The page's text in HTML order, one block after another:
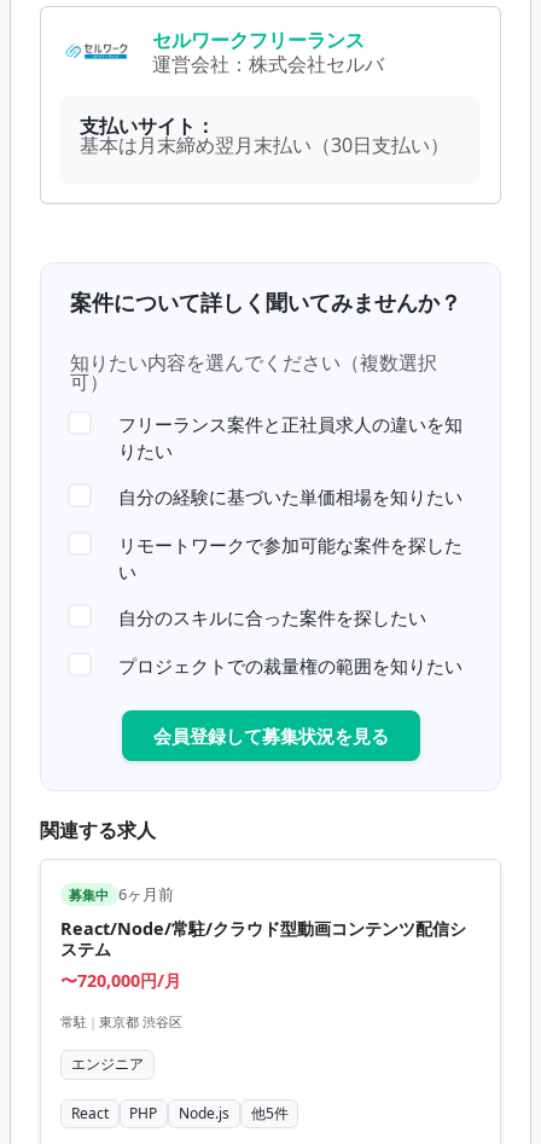
セルワークフリーランス
運営会社： 株式会社セルバ
支払いサイト：
基本は月末締め翌月末払い（30日支払い）
案件について詳しく聞いてみませんか？
知りたい内容を選んでください（複数選択
可）
フリーランス案件と正社員求人の違いを知
りたい
自分の経験に基づいた単価相場を知りたい
リモートワークで参加可能な案件を探した
い
自分のスキルに合った案件を探したい
プロジェクトでの裁量権の範囲を知りたい
会員登録して募集状況を見る
関連する求人
募集中 6ヶ月前
React/Node/常駐/クラウド型動画コンテンツ配信シ
ステム
〜720,000円/月
常駐 | 東京都 渋谷区
エンジニア
React PHP Node.js 他5件